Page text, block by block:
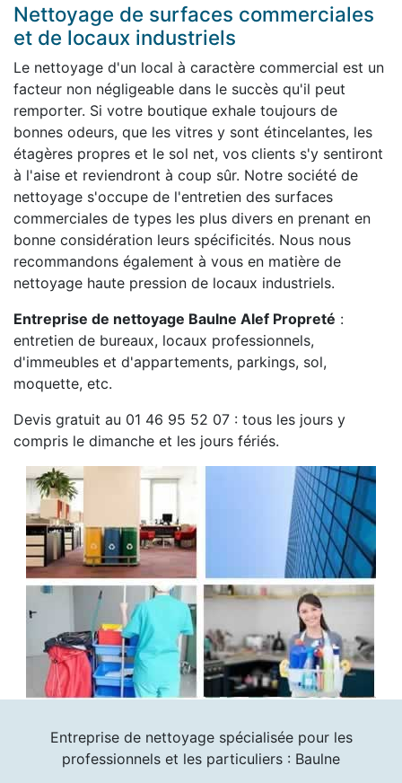
Nettoyage de surfaces commerciales
et de locaux industriels
Le nettoyage d'un local à caractère commercial est un
facteur non négligeable dans le succès qu'il peut
remporter. Si votre boutique exhale toujours de
bonnes odeurs, que les vitres y sont étincelantes, les
étagères propres et le sol net, vos clients s'y sentiront
à l'aise et reviendront à coup sûr. Notre société de
nettoyage s'occupe de l'entretien des surfaces
commerciales de types les plus divers en prenant en
bonne considération leurs spécificités. Nous nous
recommandons également à vous en matière de
nettoyage haute pression de locaux industriels.
Entreprise de nettoyage Baulne Alef Propreté :
entretien de bureaux, locaux professionnels,
d'immeubles et d'appartements, parkings, sol,
moquette, etc.
Devis gratuit au 01 46 95 52 07 : tous les jours y
compris le dimanche et les jours fériés.
Entreprise de nettoyage spécialisée pour les
professionnels et les particuliers : Baulne